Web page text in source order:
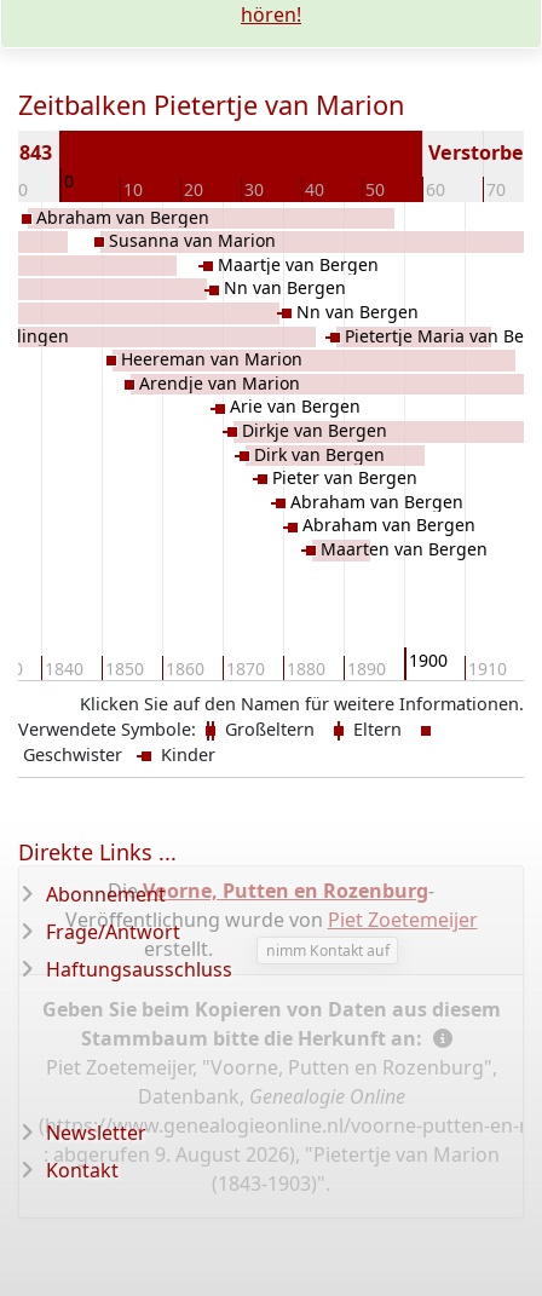
hören!
Zeitbalken Pietertje van Marion
-10 0 10 20 30 40 50 60 70
1843 Verstorben
1840 1850 1860 1870 1880 1890 1900 1910
Abraham van Bergen
Susanna van Marion
Heereman van Marion
Arendje van Marion
Maartje van Bergen
Nn van Bergen
Arie van Bergen
Dirkje van Bergen
Dirk van Bergen
Pieter van Bergen
Abraham van Bergen
Nn van Bergen
Abraham van Bergen
Maarten van Bergen
Pietertje Maria van
Klicken Sie auf den Namen für weitere Informationen.
Verwendete Symbole:
Großeltern
Eltern
Geschwister
Kinder
DieVoorne, Putten en Rozenburg-
Veröffentlichung wurde von Piet Zoetemeijer
erstellt.
nimm Kontakt auf
Geben Sie beim Kopieren von Daten aus diesem
Stammbaum bitte die Herkunft an:
Piet Zoetemeijer, "Voorne, Putten en Rozenburg",
Datenbank, Genealogie Online
(https://www.genealogieonline.nl/voorne-putten-en-
: abgerufen 9. August 2026), "Pietertje van Marion
(1843-1903)".
Direkte Links ...
Abonnement
Frage/Antwort
Haftungsausschluss
Newsletter
Kontakt